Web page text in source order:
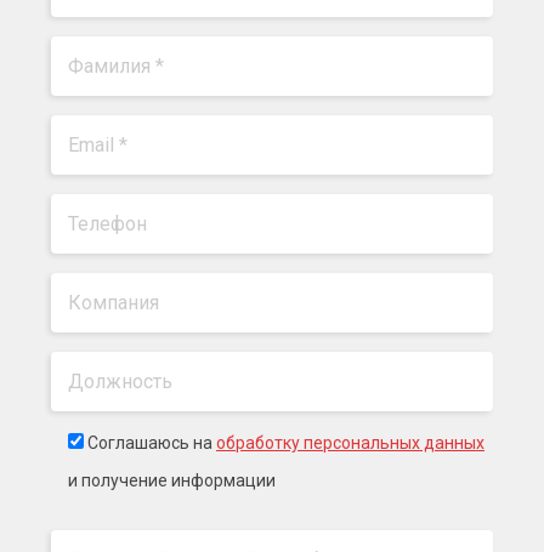
Соглашаюсь на обработку персональных данных
и получение информации